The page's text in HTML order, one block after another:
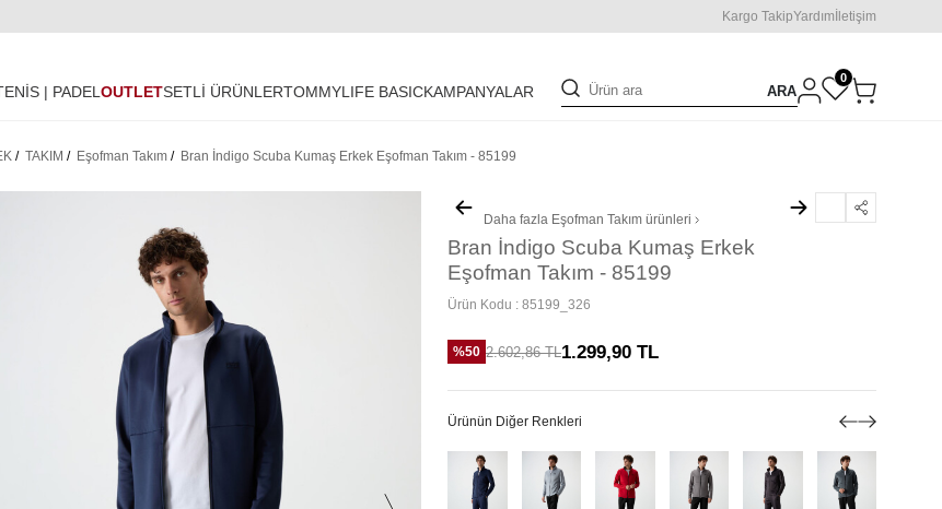
Kargo TakipYardım İletişim
| PADELOUTLETSETLİ ÜRÜNLERTOMMYLIFE BASICKAMPANYALAR ARA
0
/ TAKIM / Eşofman Takım/ Bran İndigo Scuba Kumaş Erkek Eşofman Takım - 85199
Daha fazla Eşofman Takım ürünleri
Bran İndigo Scuba Kumaş Erkek
Eşofman Takım - 85199
Ürün Kodu : 85199_326
%50 2.602,86TL1.299,90 TL
Ürünün Diğer Renkleri